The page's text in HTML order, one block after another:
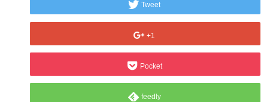
Tweet
+1
Pocket
feedly